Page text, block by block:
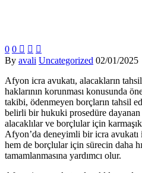
0 0   
By avali Uncategorized 02/01/2025
Afyon icra avukatı, alacakların
haklarının korunması konusunda
takibi, ödenmeyen borçların tahsil
belirli bir hukuki prosedüre
alacaklılar ve borçlular için
Afyon’da deneyimli bir icra avukatı
hem de borçlular için sürecin daha
tamamlanmasına yardımcı olur.